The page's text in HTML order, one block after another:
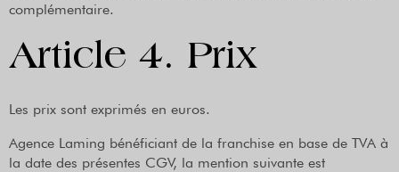
complémentaire.
Article 4. Prix
Les prix sont exprimés en euros.
Agence Laming bénéficiant de la franchise en base de TVA à
la date des présentes CGV, la mention suivante est